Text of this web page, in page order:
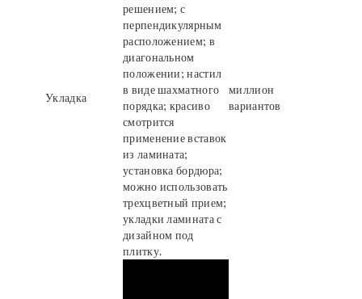
Укладка
решением; с
перпендикулярным
расположением; в
диагональном
положении; настил
в виде шахматного
порядка; красиво
смотрится
применение вставок
из ламината;
установка бордюра;
можно использовать
трехцветный прием;
укладки ламината с
дизайном под
плитку.
миллион
вариантов